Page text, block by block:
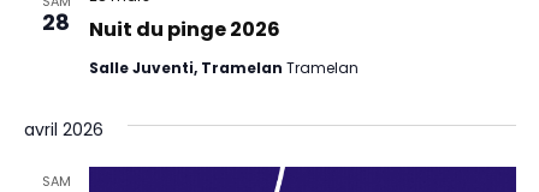
28 Nuit du pinge 2026
Salle Juventi, Tramelan Tramelan
avril 2026
SAM